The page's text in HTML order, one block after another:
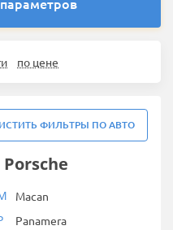
по цене
ФИЛЬТРЫ ПО АВТО
Porsche
Macan
Panamera